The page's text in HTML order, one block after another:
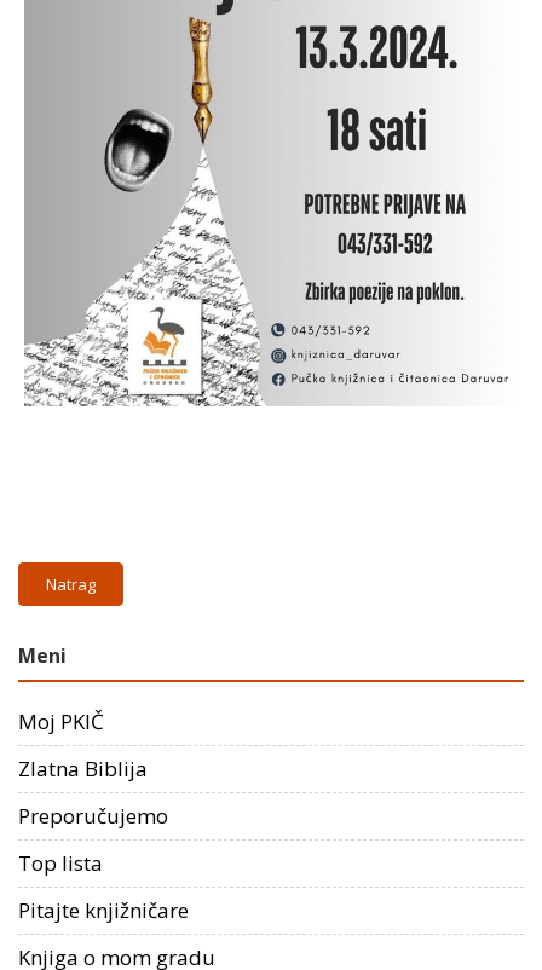
Natrag
Meni
Moj PKIČ
Zlatna Biblija
Preporučujemo
Top lista
Pitajte knjižničare
Knjiga o mom gradu